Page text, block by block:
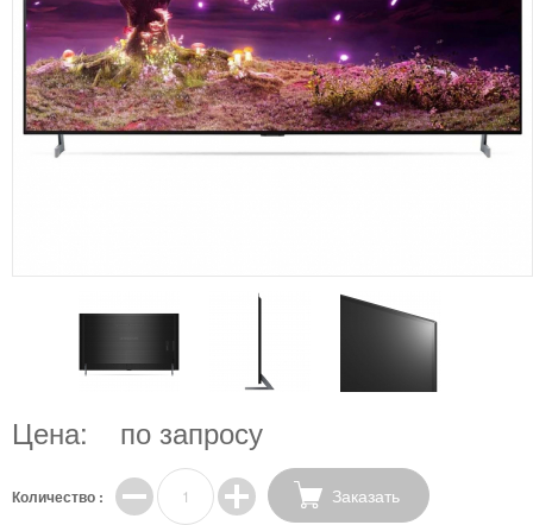
Цена: по запросу
Количество : Заказать